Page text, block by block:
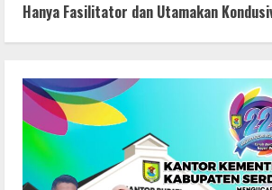
Hanya Fasilitator dan Utamakan